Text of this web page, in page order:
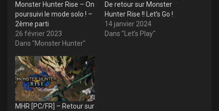
Monster Hunter Rise – On
poursuivi le mode solo ! –
2ème parti
26 février 2023
Dans "Monster Hunter"
De retour sur Monster
Hunter Rise !! Let’s Go !
14 janvier 2024
Dans "Let's Play"
MHR [PC/FR] – Retour sur